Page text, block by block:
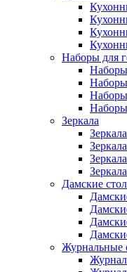
Наборы для
Наборы
Наборы
Наборы
Зеркала
Дамские
Журнальные